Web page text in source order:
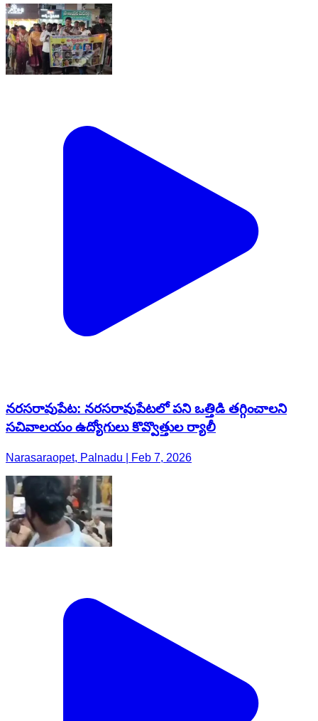
నరసరావుపేట: నరసరావుపేటలో పని ఒత్తిడి తగ్గించాలని
సచివాలయం ఉద్యోగులు కొవ్వొత్తుల ర్యాలీ
Narasaraopet, Palnadu | Feb 7, 2026